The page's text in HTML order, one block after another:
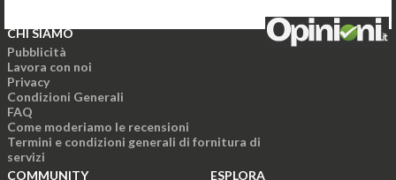
CHI SIAMO
Pubblicità
Lavora con noi
Privacy
Condizioni Generali
FAQ
Come moderiamo le recensioni
Termini e condizioni generali di fornitura di
servizi
COMMUNITY
ESPLORA